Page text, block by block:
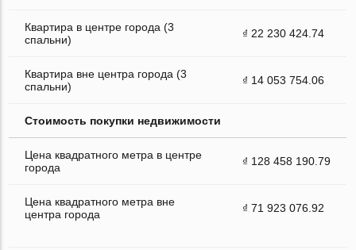
Квартира в центре города (3
спальни)
₫ 22 230 424.74
Квартира вне центра города (3
спальни)
₫ 14 053 754.06
Стоимость покупки недвижимости
Цена квадратного метра в центре
города
₫ 128 458 190.79
Цена квадратного метра вне
центра города
₫ 71 923 076.92